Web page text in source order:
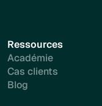
Ressources
Académie
Cas clients
Blog